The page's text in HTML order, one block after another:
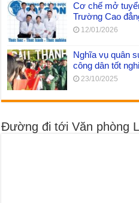
Cơ chế mở
Trường Cao
12/01/2026
Nghĩa vụ quân
công dân tốt
23/10/2025
Đường đi tới Văn phòng